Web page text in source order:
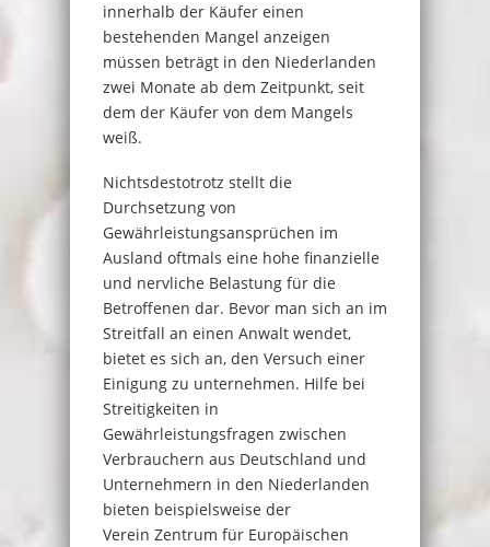
innerhalb der Käufer einen
bestehenden Mangel anzeigen
müssen beträgt in den Niederlanden
zwei Monate ab dem Zeitpunkt, seit
dem der Käufer von dem Mangels
weiß.
Nichtsdestotrotz stellt die
Durchsetzung von
Gewährleistungsansprüchen im
Ausland oftmals eine hohe finanzielle
und nervliche Belastung für die
Betroffenen dar. Bevor man sich an im
Streitfall an einen Anwalt wendet,
bietet es sich an, den Versuch einer
Einigung zu unternehmen. Hilfe bei
Streitigkeiten in
Gewährleistungsfragen zwischen
Verbrauchern aus Deutschland und
Unternehmern in den Niederlanden
bieten beispielsweise der
Verein Zentrum für Europäischen